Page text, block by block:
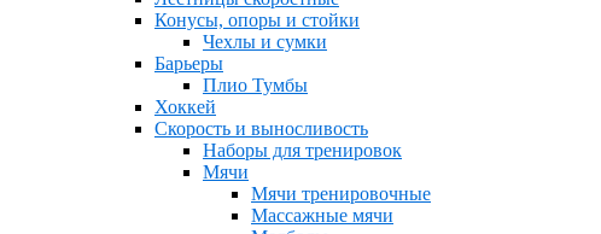
Конусы, опоры и стойки
Чехлы и сумки
Барьеры
Плио Тумбы
Хоккей
Скорость и выносливость
Наборы для тренировок
Мячи
Мячи тренировочные
Массажные мячи